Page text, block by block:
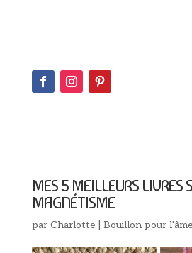
MES 5 MEILLEURS LIVRES
MAGNÉTISME
par Charlotte Bouillon pour l'âme